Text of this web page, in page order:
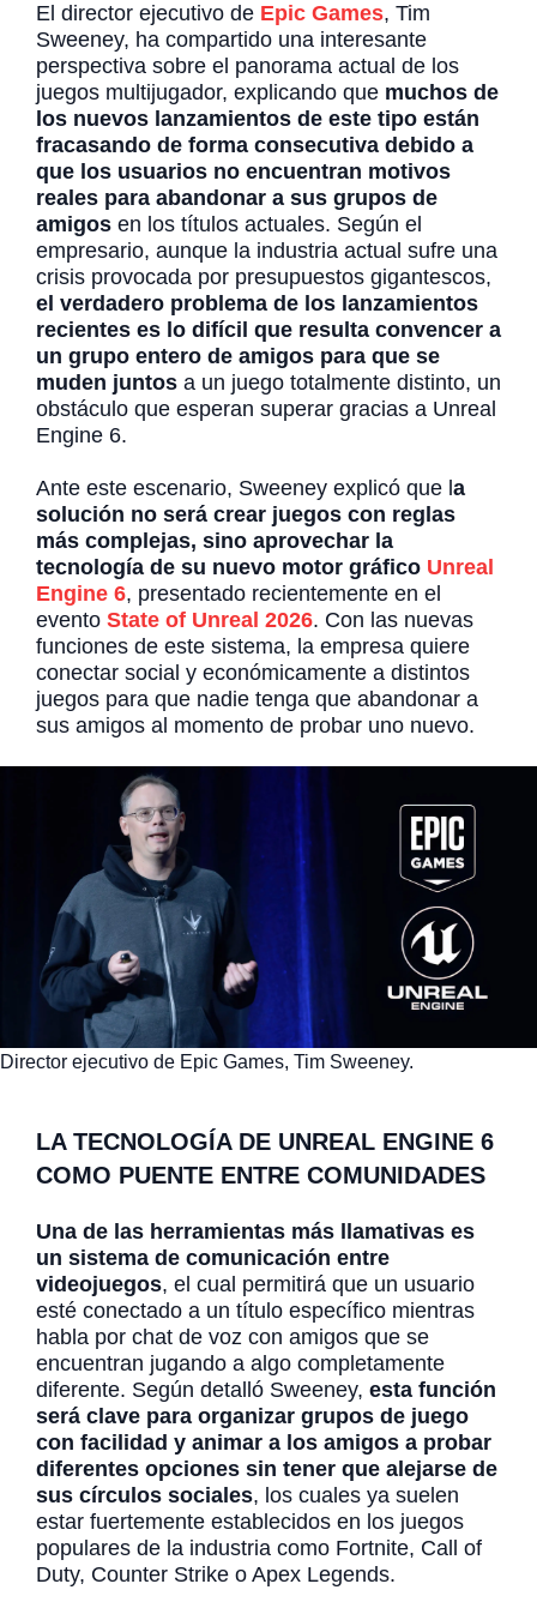
El director ejecutivo de Epic Games, Tim
Sweeney, ha compartido una interesante
perspectiva sobre el panorama actual de los
juegos multijugador, explicando que muchos de
los nuevos lanzamientos de este tipo están
fracasando de forma consecutiva debido a
que los usuarios no encuentran motivos
reales para abandonar a sus grupos de
amigos en los títulos actuales. Según el
empresario, aunque la industria actual sufre una
crisis provocada por presupuestos gigantescos,
el verdadero problema de los lanzamientos
recientes es lo difícil que resulta convencer a
un grupo entero de amigos para que se
muden juntos a un juego totalmente distinto, un
obstáculo que esperan superar gracias a Unreal
Engine 6.
Ante este escenario, Sweeney explicó que l a
solución no será crear juegos con reglas
más complejas, sino aprovechar la
tecnología de su nuevo motor gráfico Unreal
Engine 6, presentado recientemente en el
evento State of Unreal 2026. Con las nuevas
funciones de este sistema, la empresa quiere
conectar social y económicamente a distintos
juegos para que nadie tenga que abandonar a
sus amigos al momento de probar uno nuevo.
Director ejecutivo de Epic Games, Tim Sweeney.
LA TECNOLOGÍA DE UNREAL ENGINE 6
COMO PUENTE ENTRE COMUNIDADES
Una de las herramientas más llamativas es
un sistema de comunicación entre
videojuegos, el cual permitirá que un usuario
esté conectado a un título específico mientras
habla por chat de voz con amigos que se
encuentran jugando a algo completamente
diferente. Según detalló Sweeney, esta función
será clave para organizar grupos de juego
con facilidad y animar a los amigos a probar
diferentes opciones sin tener que alejarse de
sus círculos sociales, los cuales ya suelen
estar fuertemente establecidos en los juegos
populares de la industria como Fortnite, Call of
Duty, Counter Strike o Apex Legends.